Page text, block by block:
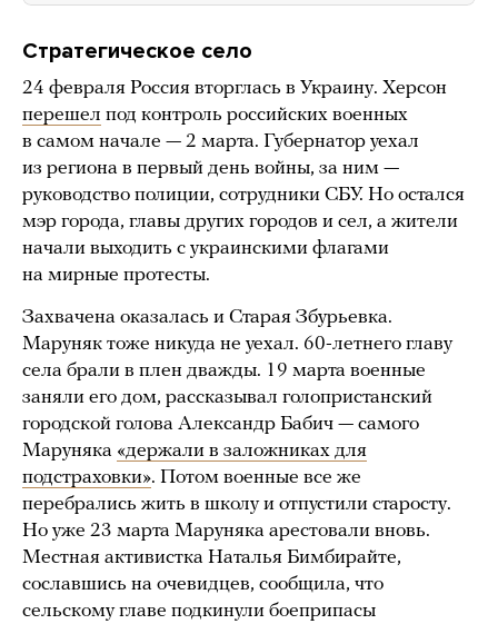
Стратегическое село
24 февраля Россия вторглась в Украину. Херсон
перешел под контроль российских военных
в самом начале — 2 марта. Губернатор уехал
из региона в первый день войны, за ним —
руководство полиции, сотрудники СБУ. Но остался
мэр города, главы других городов и сел, а жители
начали выходить с украинскими флагами
на мирные протесты.
Захвачена оказалась и Старая Збурьевка.
Маруняк тоже никуда не уехал. 60-летнего главу
села брали в плен дважды. 19 марта военные
заняли его дом, рассказывал голопристанский
городской голова Александр Бабич — самого
Маруняка «держали в заложниках для
подстраховки». Потом военные все же
перебрались жить в школу и отпустили старосту.
Но уже 23 марта Маруняка арестовали вновь.
Местная активистка Наталья Бимбирайте,
сославшись на очевидцев, сообщила, что
сельскому главе подкинули боеприпасы